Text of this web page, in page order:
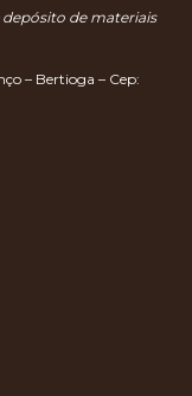
de materiais
– Bertioga – Cep: